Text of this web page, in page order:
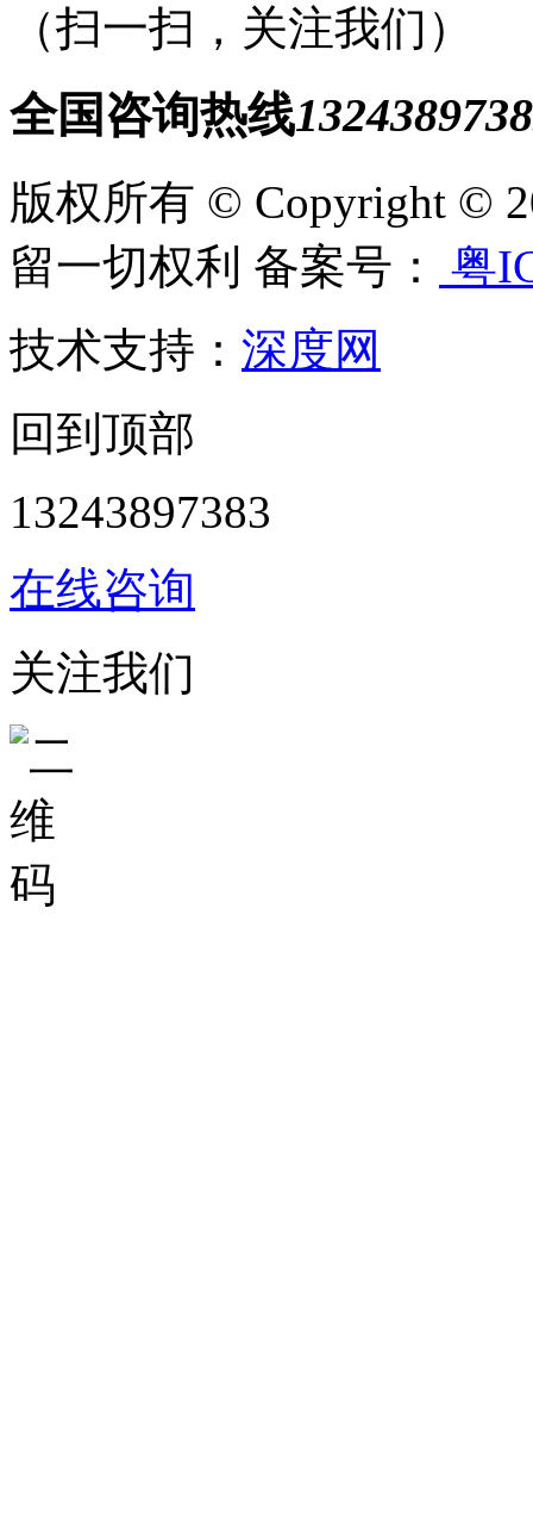
（扫一扫，关注我们）
全国咨询热线
版权所有 © Copyright ©
留一切权利 备案号：
粤
技术支持： 深度网
回到顶部
13243897383
在线咨询
关注我们